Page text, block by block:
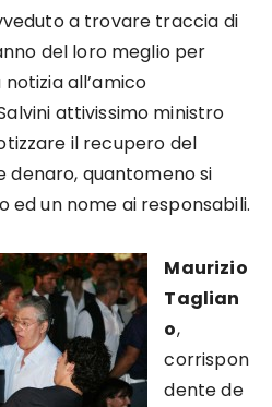
a trovare traccia di
del loro meglio per
all’amico
attivissimo ministro
il recupero del
denaro, quantomeno si
un nome ai responsabili.
Maurizio
Taglian
o,
corrispon
dente de